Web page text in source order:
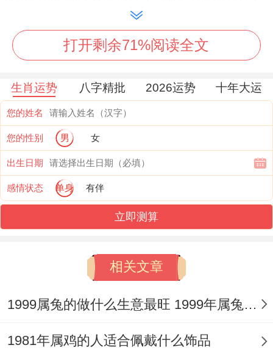
从事艺术、策划工作者则灵感迸发，可凭独
特才华脱颖而出。
局之趋势，虽原局无寅、戌，但午火作为
「引子」，强烈召唤驿马星动与官星能量，
这预示着全年将充斥变动与出行机缘，可能
体现为异地求学、跨区域工作调动、频繁出
差或***事务增加。
凭借这股动能，积极向外拓展将是提升运势
无直接相合，反有「火炎土燥」之忧，故在
你问题以及因奔波劳碌造成的意外磕碰，驾
车出行尤须谨记平安。
打开剩余71%阅读全文
生肖运势 八字精批 2026运势 十年大运
您的姓名
您的性别 男 女
出生日期
感情状态 单身 有伴
立即测算
相关文章
1999属兔的做什么生意最旺 1999年属兔女适合做什么专业
1981年属鸡的人适合佩戴什么饰品